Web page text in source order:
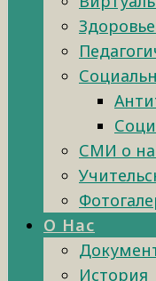
СМИ о
О Нас
История